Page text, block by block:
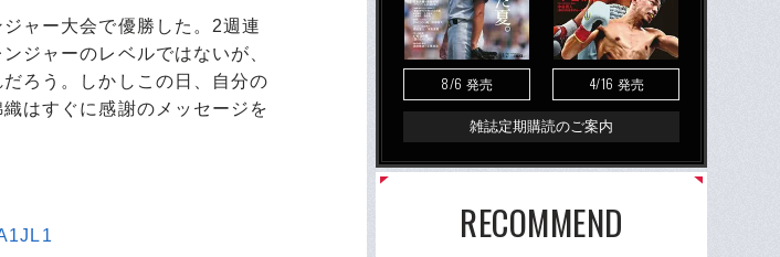
ャー大会で優勝した。2週連
ジャーのレベルではないが、
ろう。しかしこの日、自分の
はすぐに感謝のメッセージを
8/6 発売 4/16 発売
雑誌定期購読のご案内
RECOMMEND